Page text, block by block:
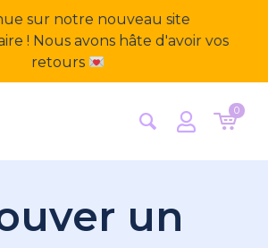
sur notre nouveau site
! Nous avons hâte d'avoir vos
retours
0
un